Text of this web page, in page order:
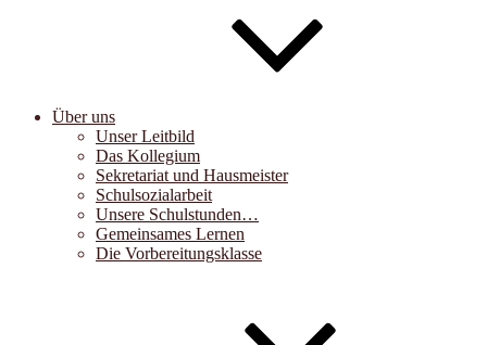
Über uns
Unser Leitbild
Das Kollegium
Sekretariat und Hausmeister
Schulsozialarbeit
Unsere Schulstunden…
Gemeinsames Lernen
Die Vorbereitungsklasse